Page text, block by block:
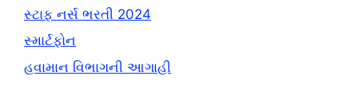
સ્ટાફ નર્સ ભરતી 2024
સ્માર્ટફોન
હવામાન વિભાગની આગાહી